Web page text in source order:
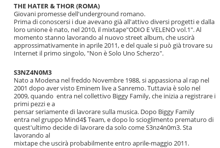
THE HATER & THOR (ROMA)
Giovani promesse dell'underground romano.
Prima di conoscersi i due avevano già all'attivo diversi progetti e dalla
loro unione è nato, nel 2010, il mixtape"ODIO E VELENO vol.1". Al
momento stanno lavorando al nuovo street album, che uscirà
approssimativamente in aprile 2011, e del quale si può già trovare su
Internet il primo singolo, "Non è Solo Uno Scherzo".
S3NZ4N0M3
Nato a Modena nel freddo Novembre 1988, si appassiona al rap nel
2001 dopo aver visto Eminem live a Sanremo. Tuttavia è solo nel
2009, quando entra nel collettivo Biggy Family, che inizia a registrare i
primi pezzi e a
pensar seriamente di lavorare sulla musica. Dopo Biggy Family
entra nel gruppo Mind4$ Team, e dopo lo scioglimento prematuro di
quest'ultimo decide di lavorare da solo come S3nz4n0m3. Sta
lavorando al
mixtape che uscirà probabilmente entro aprile-maggio 2011.